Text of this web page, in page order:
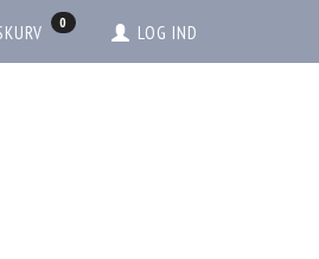
LOG IND
0